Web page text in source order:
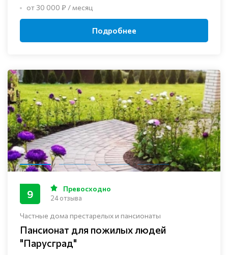
от 30 000 ₽ / месяц
Подробнее
Частные дома престарелых и пансионаты
Пансионат для пожилых людей
"Парусград"
9 Превосходно
24 отзыва